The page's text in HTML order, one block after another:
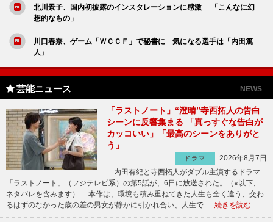
北川景子、国内初披露のインスタレーションに感激 「こんなに幻
想的なもの」
川口春奈、ゲーム「ＷＣＣＦ」で秘書に 気になる選手は「内田篤
人」
芸能ニュース NEWS
「ラストノート」“澄晴”寺西拓人の告白
シーンに反響集まる 「真っすぐな告白が
カッコいい」「最高のシーンをありがと
う」
ドラマ
2026年8月7日
内田有紀と寺西拓人がダブル主演するドラマ
「ラストノート」（フジテレビ系）の第5話が、6日に放送された。（※以下、
ネタバレを含みます） 本作は、環境も積み重ねてきた人生も全く違う、交わ
るはずのなかった歳の差の男女が静かに引かれ合い、人生で … 続きを読む